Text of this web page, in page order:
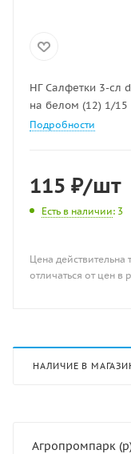
НГ Салфетки 3-сл
на белом (12) 1/15
Подробности
115 ₽/шт
Есть в наличии: 3
Цена действительна
отличаться от цен в
НАЛИЧИЕ В
Агропромпарк